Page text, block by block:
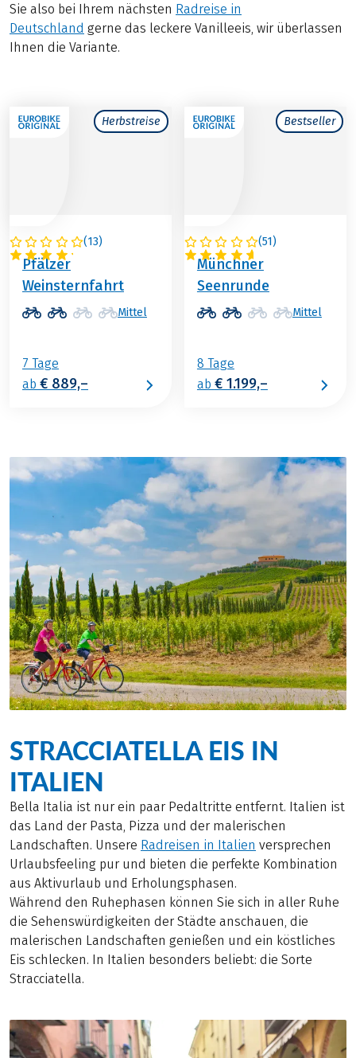
Sie also bei Ihrem nächsten Radreise in
Deutschland gerne das leckere Vanilleeis, wir überlassen
Ihnen die Variante.
Herbstreise
(13)
DEUTSCHLAND
Pfälzer
Weinsternfahrt
Mittel
7 Tage
ab € 889,–
Bestseller
(51)
DEUTSCHLAND
Münchner
Seenrunde
Mittel
8 Tage
ab € 1.199,–
STRACCIATELLA EIS IN
ITALIEN
Bella Italia ist nur ein paar Pedaltritte entfernt. Italien ist
das Land der Pasta, Pizza und der malerischen
Landschaften. Unsere Radreisen in Italien versprechen
Urlaubsfeeling pur und bieten die perfekte Kombination
aus Aktivurlaub und Erholungsphasen.
Während den Ruhephasen können Sie sich in aller Ruhe
die Sehenswürdigkeiten der Städte anschauen, die
malerischen Landschaften genießen und ein köstliches
Eis schlecken. In Italien besonders beliebt: die Sorte
Stracciatella.